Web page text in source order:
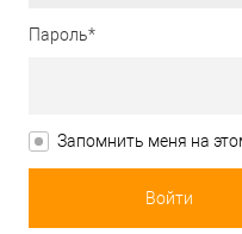
Пароль*
Запомнить меня на